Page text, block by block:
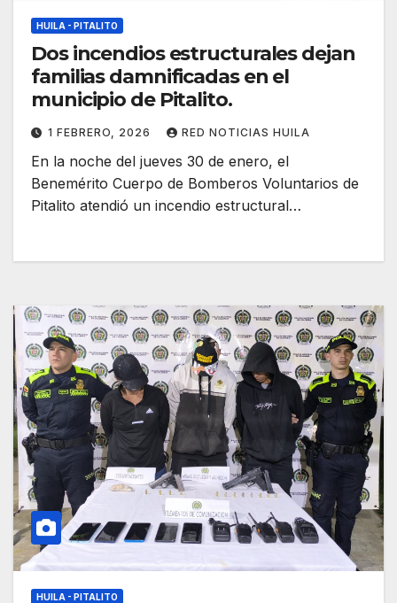
HUILA - PITALITO
Dos incendios estructurales dejan
familias damnificadas en el
municipio de Pitalito.
1 FEBRERO, 2026 RED NOTICIAS HUILA
En la noche del jueves 30 de enero, el
Benemérito Cuerpo de Bomberos Voluntarios de
Pitalito atendió un incendio estructural…
HUILA - PITALITO